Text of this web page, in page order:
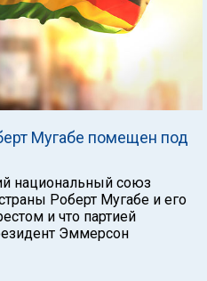
Мугабе помещен под
национальный союз
Роберт Мугабе и его
и что партией
Эммерсон